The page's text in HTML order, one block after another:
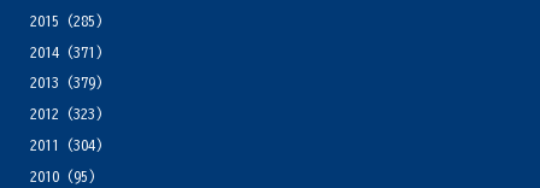
2015 (285)
2014(371)
2013 (379)
2012 (323)
2011
(304)
2010(95)